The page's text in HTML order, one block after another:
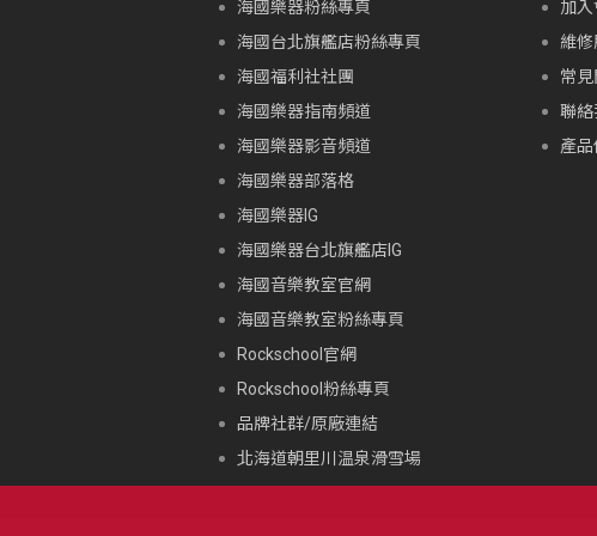
海國樂器粉絲專頁
海國台北旗艦店粉絲專頁
海國福利社社團
海國樂器指南頻道
海國樂器影音頻道
海國樂器部落格
海國樂器IG
海國樂器台北旗艦店IG
海國音樂教室官網
海國音樂教室粉絲專頁
Rockschool官網
Rockschool粉絲專頁
品牌社群/原廠連結
北海道朝里川温泉滑雪場
加入
維修
常見
聯
產